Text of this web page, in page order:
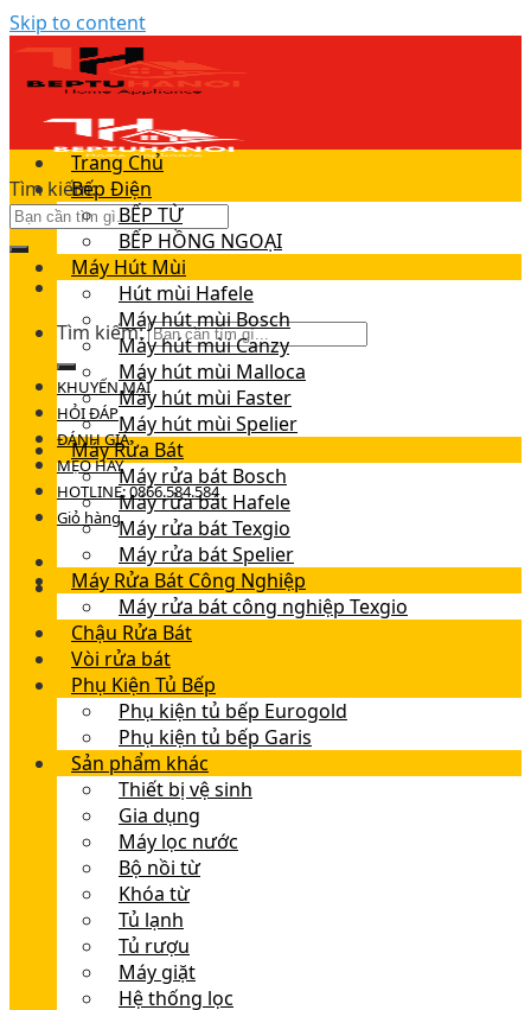
Skip to content
Tìm kiếm:
Tìm kiếm:
KHUYẾN MÃI
HỎI ĐÁP
ĐÁNH GIÁ
MẸO HAY
HOTLINE: 0866.584.584
Giỏ hàng
Trang Chủ
Bếp Điện
BẾP TỪ
BẾP HỒNG NGOẠI
Máy Hút Mùi
Hút mùi Hafele
Máy hút mùi Bosch
Máy hút mùi Canzy
Máy hút mùi Malloca
Máy hút mùi Faster
Máy hút mùi Spelier
Máy Rửa Bát
Máy rửa bát Bosch
Máy rửa bát Hafele
Máy rửa bát Texgio
Máy rửa bát Spelier
Máy Rửa Bát Công Nghiệp
Máy rửa bát công nghiệp Texgio
Chậu Rửa Bát
Vòi rửa bát
Phụ Kiện Tủ Bếp
Phụ kiện tủ bếp Eurogold
Phụ kiện tủ bếp Garis
Sản phẩm khác
Thiết bị vệ sinh
Gia dụng
Máy lọc nước
Bộ nồi từ
Khóa từ
Tủ lạnh
Tủ rượu
Máy giặt
Hệ thống lọc